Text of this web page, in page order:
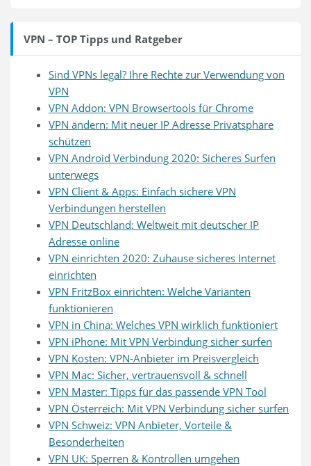
VPN – TOP Tipps und Ratgeber
Sind VPNs legal? Ihre Rechte zur Verwendung von
VPN
VPN Addon: VPN Browsertools für Chrome
VPN ändern: Mit neuer IP Adresse Privatsphäre
schützen
VPN Android Verbindung 2020: Sicheres Surfen
unterwegs
VPN Client & Apps: Einfach sichere VPN
Verbindungen herstellen
VPN Deutschland: Weltweit mit deutscher IP
Adresse online
VPN einrichten 2020: Zuhause sicheres Internet
einrichten
VPN FritzBox einrichten: Welche Varianten
funktionieren
VPN in China: Welches VPN wirklich funktioniert
VPN iPhone: Mit VPN Verbindung sicher surfen
VPN Kosten: VPN-Anbieter im Preisvergleich
VPN Mac: Sicher, vertrauensvoll & schnell
VPN Master: Tipps für das passende VPN Tool
VPN Österreich: Mit VPN Verbindung sicher surfen
VPN Schweiz: VPN Anbieter, Vorteile &
Besonderheiten
VPN UK: Sperren & Kontrollen umgehen